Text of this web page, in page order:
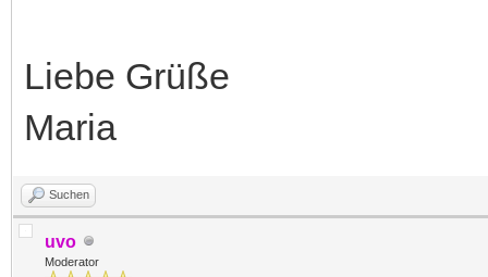
Liebe Grüße
Maria
Suchen
uvo
Moderator